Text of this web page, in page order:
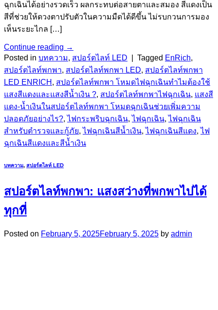
ฉุกเฉินได้อย่างรวดเร็ว ผลกระทบต่อสายตาและสมอง สีแดงเป็น
สีที่ช่วยให้ดวงตาปรับตัวในความมืดได้ดีขึ้น ไม่รบกวนการมอง
เห็นระยะไกล […]
Continue reading →
Posted in บทความ, สปอร์ตไลท์ LED Tagged EnRich,
สปอร์ตไลท์พกพา, สปอร์ตไลท์พกพา LED, สปอร์ตไลท์พกพา
LED ENRICH , สปอร์ตไลท์พกพา โหมดไฟฉุกเฉินทำไมต้องใช้
แสงสีแดงและแสงสีน้ำเงิน ?, สปอร์ตไลท์พกพาไฟฉุกเฉิน, แสงสี
แดง-น้ำเงินในสปอร์ตไลท์พกพา โหมดฉุกเฉินช่วยเพิ่มความ
ปลอดภัยอย่างไร?,ไฟกระพริบฉุกเฉิน,ไฟฉุกเฉิน,ไฟฉุกเฉิน
สำหรับตำรวจและกู้ภัย,ไฟฉุกเฉินสีน้ำเงิน,ไฟฉุกเฉินสีแดง,ไฟ
ฉุกเฉินสีแดงและสีน้ำเงิน
บทความ, สปอร์ตไลท์ LED
สปอร์ตไลท์พกพา: แสงสว่างที่พกพาไปได้
ทุกที่
Posted on February 5, 2025February 5, 2025 by admin